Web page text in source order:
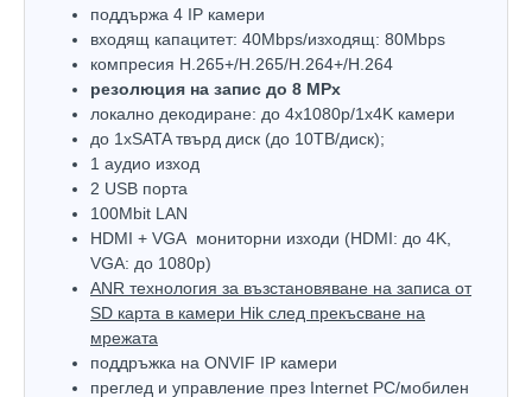
поддържа 4 IP камери
входящ капацитет: 40Mbps/изходящ: 80Mbps
компресия H.265+/H.265/H.264+/H.264
резолюция на запис до 8 MPx
локално декодиране: до 4x1080p/1x4K камери
до 1хSATA твърд диск (до 10ТВ/диск);
1 аудио изход
2 USB порта
100Mbit LAN
HDMI + VGA мониторни изходи (HDMI: до 4K,
VGA: до 1080р)
ANR технология за възстановяване на записа от
SD карта в камери Hik след прекъсване на
мрежата
поддръжка на ONVIF IP камери
преглед и управление през Internet PC/мобилен